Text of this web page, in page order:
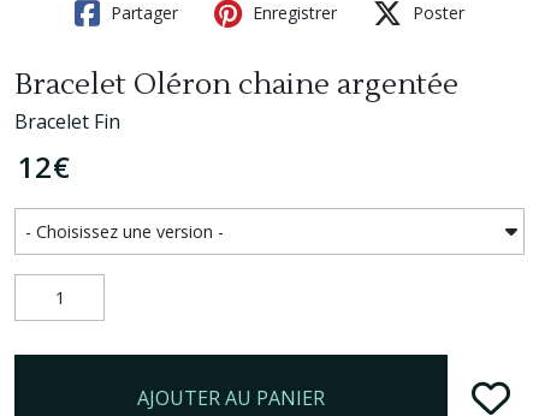
Partager Enregistrer Poster
Bracelet Oléron chaine argentée
Bracelet Fin
12€
AJOUTER AU PANIER